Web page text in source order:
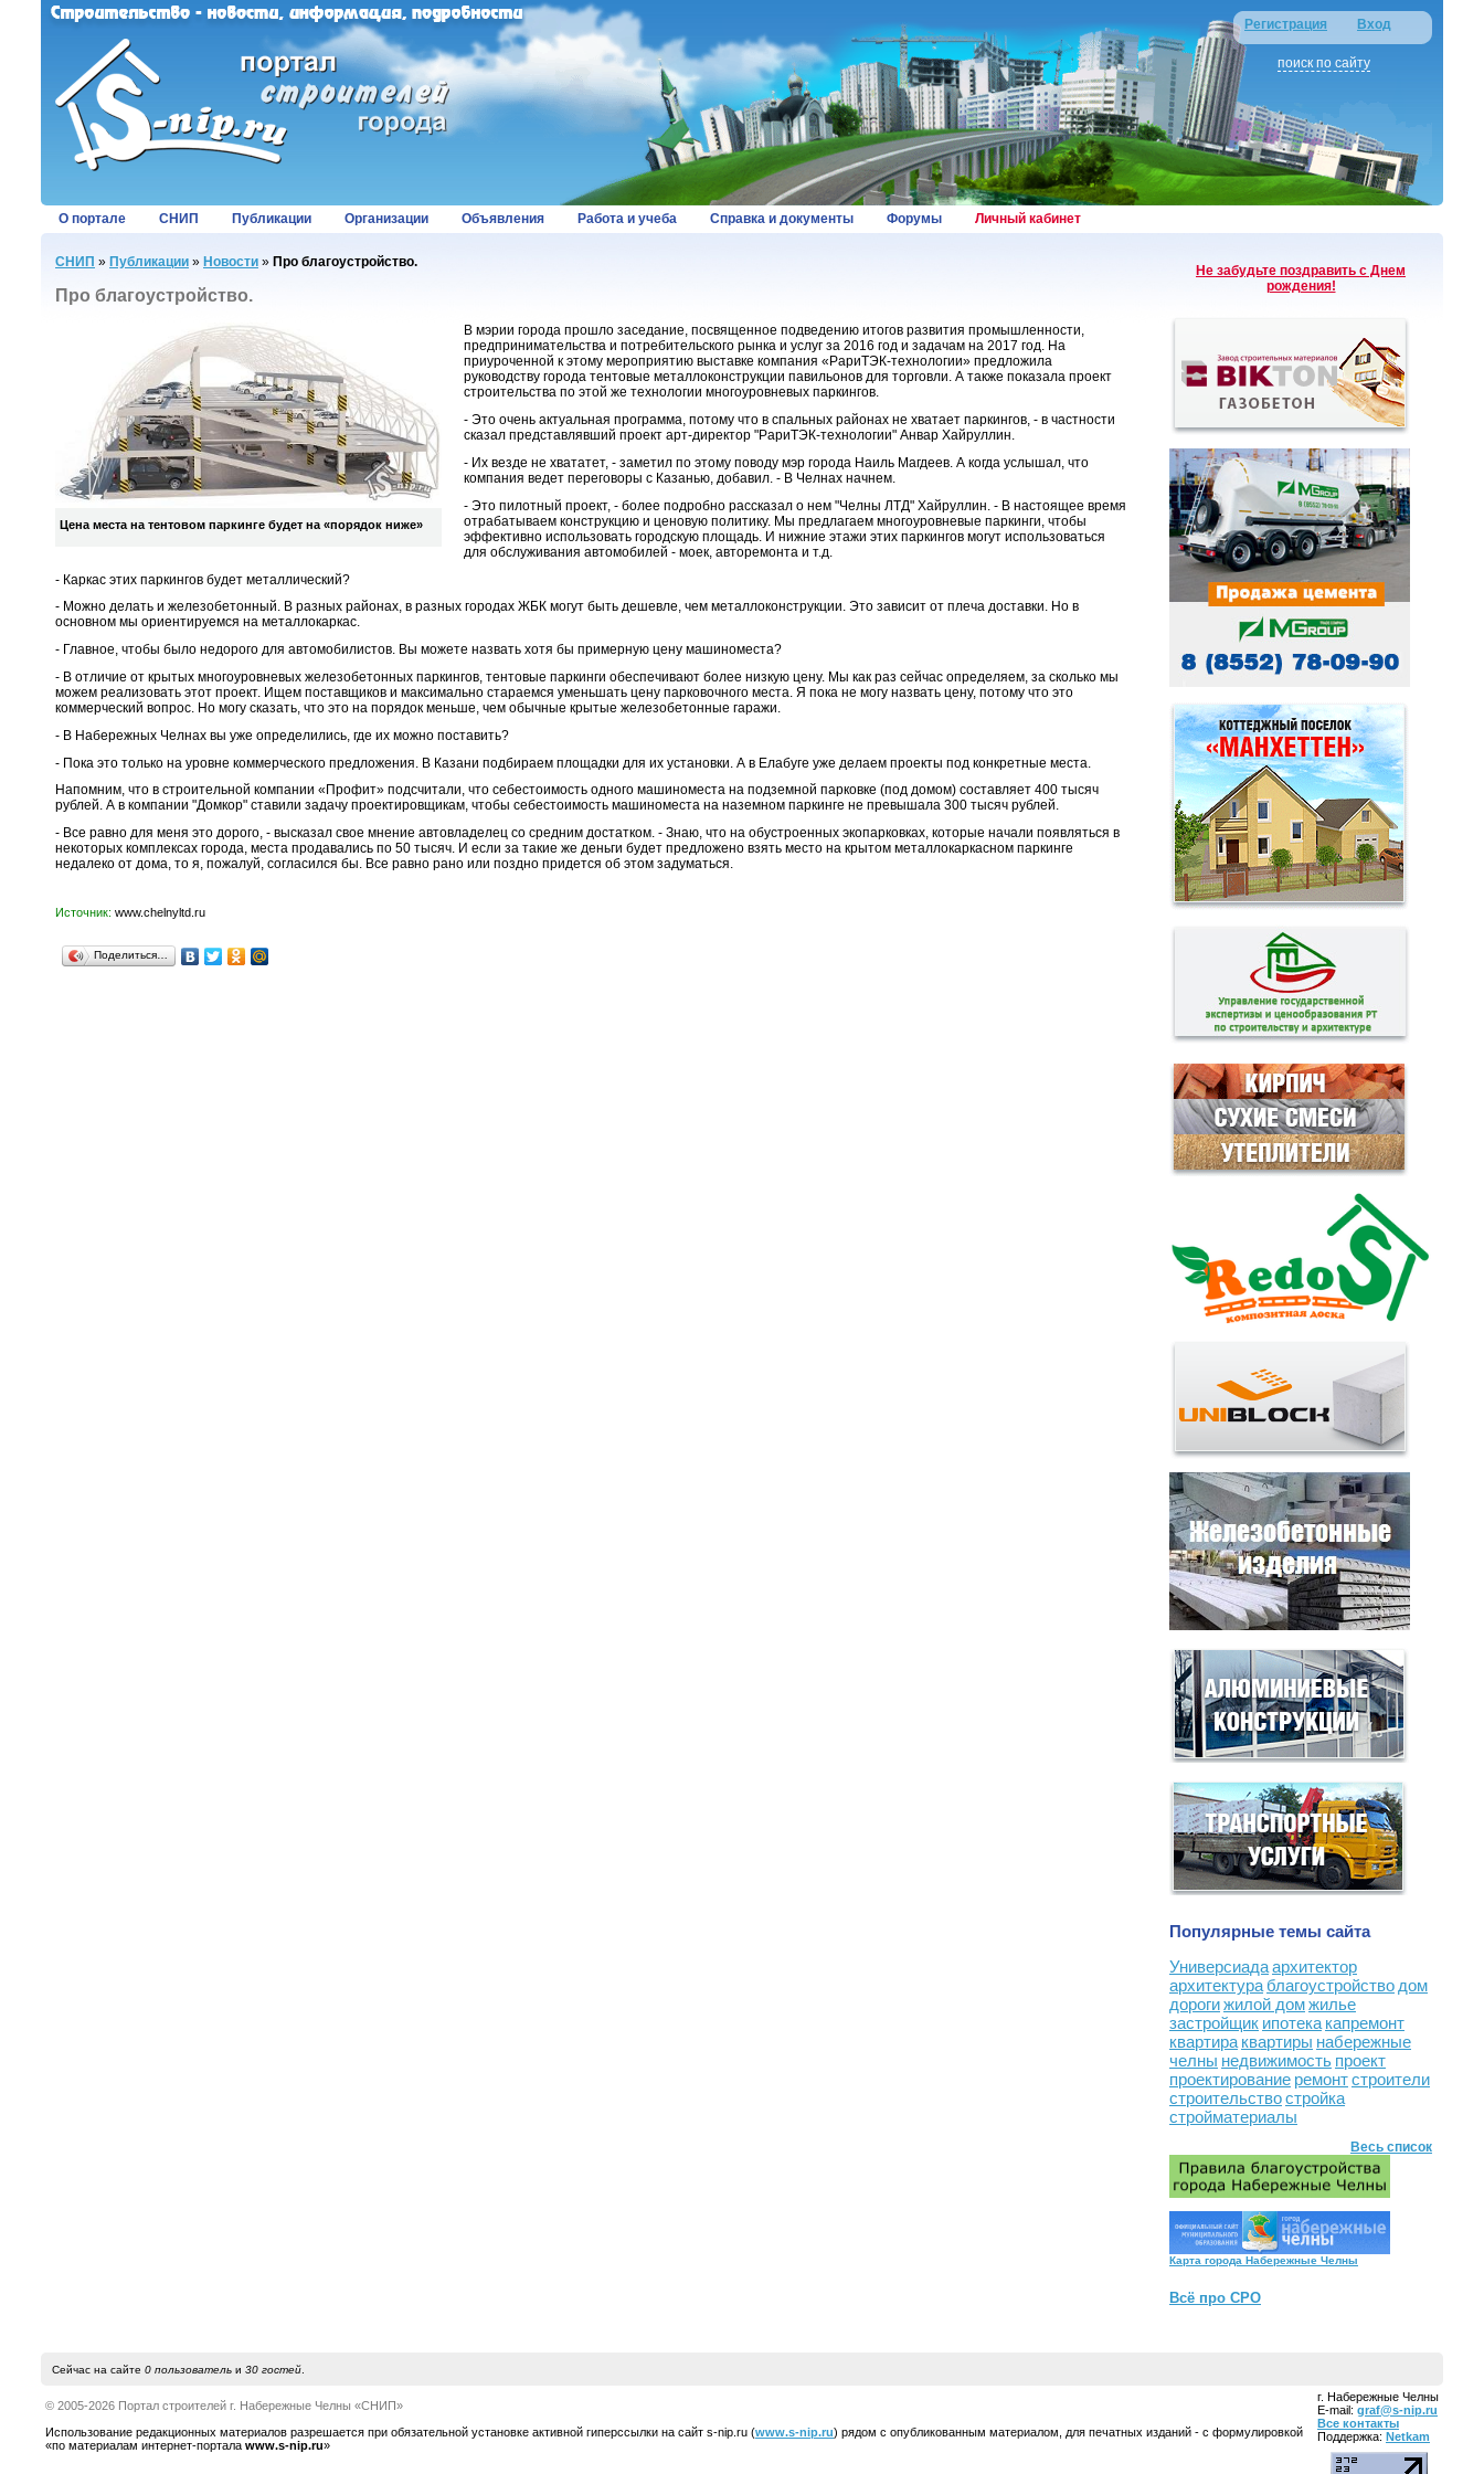
Регистрация Вход
поиск по сайту
О портале СНИП Публикации Организации Объявления Работа и учеба Справка и документы Форумы Личный кабинет
СНИП » Публикации » Новости » Про благоустройство.
Про благоустройство.
Цена места на тентовом паркинге будет на «порядок ниже»
В мэрии города прошло заседание, посвященное подведению итогов развития промышленности,
предпринимательства и потребительского рынка и услуг за 2016 год и задачам на 2017 год. На
приуроченной к этому мероприятию выставке компания «РариТЭК-технологии» предложила
руководству города тентовые металлоконструкции павильонов для торговли. А также показала проект
строительства по этой же технологии многоуровневых паркингов.
- Это очень актуальная программа, потому что в спальных районах не хватает паркингов, - в частности
сказал представлявший проект арт-директор "РариТЭК-технологии" Анвар Хайруллин.
- Их везде не хвататет, - заметил по этому поводу мэр города Наиль Магдеев. А когда услышал, что
компания ведет переговоры с Казанью, добавил. - В Челнах начнем.
- Это пилотный проект, - более подробно рассказал о нем "Челны ЛТД" Хайруллин. - В настоящее время
отрабатываем конструкцию и ценовую политику. Мы предлагаем многоуровневые паркинги, чтобы
эффективно использовать городскую площадь. И нижние этажи этих паркингов могут использоваться
для обслуживания автомобилей - моек, авторемонта и т.д.
- Каркас этих паркингов будет металлический?
- Можно делать и железобетонный. В разных районах, в разных городах ЖБК могут быть дешевле, чем металлоконструкции. Это зависит от плеча доставки. Но в
основном мы ориентируемся на металлокаркас.
- Главное, чтобы было недорого для автомобилистов. Вы можете назвать хотя бы примерную цену машиноместа?
- В отличие от крытых многоуровневых железобетонных паркингов, тентовые паркинги обеспечивают более низкую цену. Мы как раз сейчас определяем, за сколько мы
можем реализовать этот проект. Ищем поставщиков и максимально стараемся уменьшать цену парковочного места. Я пока не могу назвать цену, потому что это
коммерческий вопрос. Но могу сказать, что это на порядок меньше, чем обычные крытые железобетонные гаражи.
- В Набережных Челнах вы уже определились, где их можно поставить?
- Пока это только на уровне коммерческого предложения. В Казани подбираем площадки для их установки. А в Елабуге уже делаем проекты под конкретные места.
Напомним, что в строительной компании «Профит» подсчитали, что себестоимость одного машиноместа на подземной парковке (под домом) составляет 400 тысяч
рублей. А в компании "Домкор" ставили задачу проектировщикам, чтобы себестоимость машиноместа на наземном паркинге не превышала 300 тысяч рублей.
- Все равно для меня это дорого, - высказал свое мнение автовладелец со средним достатком. - Знаю, что на обустроенных экопарковках, которые начали появляться в
некоторых комплексах города, места продавались по 50 тысяч. И если за такие же деньги будет предложено взять место на крытом металлокаркасном паркинге
недалеко от дома, то я, пожалуй, согласился бы. Все равно рано или поздно придется об этом задуматься.
Источник: www.chelnyltd.ru
Поделиться…
Не забудьте поздравить с Днем
рождения!
Популярные темы сайта
Универсиадаархитектор
архитектура благоустройство дом
дорогижилой домжилье
застройщик ипотека капремонт
квартира квартиры набережные
челны недвижимость проект
проектирование ремонтстроители
строительствостройка
стройматериалы
Весь список
Карта города Набережные Челны
Всё про СРО
Сейчас на сайте 0 пользовательи 30 гостей.
© 2005-2026 Портал строителей г. Набережные Челны «СНИП»
Использование редакционных материалов разрешается при обязательной установке активной гиперссылки на сайт s-nip.ru (www.s-nip.ru) рядом с опубликованным материалом, для печатных изданий - с формулировкой
«по материалам интернет-портала www.s-nip.ru»
г. Набережные Челны
E-mail: graf@s-nip.ru
Все контакты
Поддержка: Netkam